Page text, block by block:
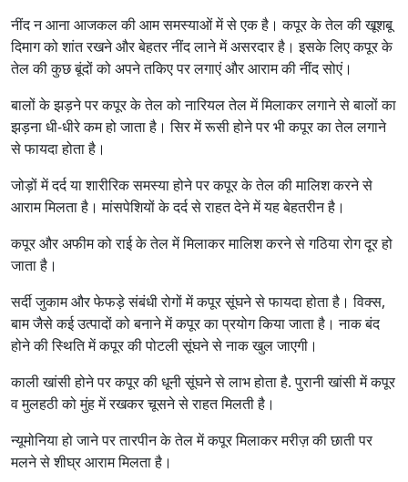
नींद न आना आजकल की आम समस्याओं में से एक है। कपूर के तेल की खूशबू
दिमाग को शांत रखने और बेहतर नींद लाने में असरदार है। इसके लिए कपूर के
तेल की कुछ बूंदों को अपने तकिए पर लगाएं और आराम की नींद सोएं।
बालों के झड़ने पर कपूर के तेल को नारियल तेल में मिलाकर लगाने से बालों का
झड़ना धी-धीरे कम हो जाता है। सिर में रूसी होने पर भी कपूर का तेल लगाने
से फायदा होता है।
जोड़ों में दर्द या शारीरिक समस्या होने पर कपूर के तेल की मालिश करने से
आराम मिलता है। मांसपेशि‍यों के दर्द से राहत देने में यह बेहतरीन है।
कपूर और अफीम को राई के तेल में मिलाकर मालिश करने से गठिया रोग दूर हो
जाता है।
सर्दी जुकाम और फेफड़े संबंधी रोगों में कपूर सूंघने से फायदा होता है। विक्स,
बाम जैसे कई उत्पादों को बनाने में कपूर का प्रयोग किया जाता है। नाक बंद
होने की स्थिति में कपूर की पोटली सूंघने से नाक खुल जाएगी।
काली खांसी होने पर कपूर की धूनी सूंघने से लाभ होता है. पुरानी खांसी में कपूर
व मुलहठी को मुंह में रखकर चूसने से राहत मिलती है।
न्यूमोनिया हो जाने पर तारपीन के तेल में कपूर मिलाकर मरीज़ की छाती पर
मलने से शीघ्र आराम मिलता है।